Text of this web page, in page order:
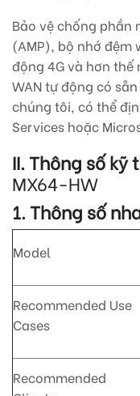
Bảo vệ chống phần
(AMP), bộ nhớ đệm
động 4G và hơn thế
WAN tự động có
chúng tôi, có thể
Services hoặc
II. Thông số
MX64-HW
1. Thông số
Model
Recommended Use
Cases
Recommended